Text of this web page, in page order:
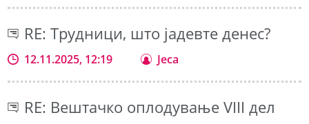
RE: Трудници, што јадевте денес?
12.11.2025, 12:19 Jeca
RE: Вештачко оплодување VIII дел